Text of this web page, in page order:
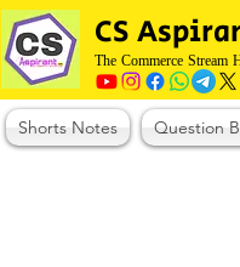
CS
The Commerce Stream
Shorts Notes Question